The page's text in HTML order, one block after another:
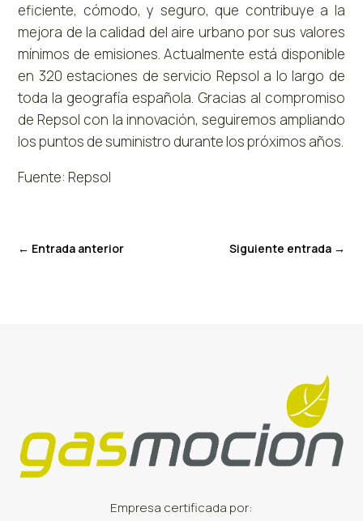
eficiente, cómodo, y seguro, que contribuye a la
mejora de la calidad del aire urbano por sus valores
mínimos de emisiones. Actualmente está disponible
en 320 estaciones de servicio Repsol a lo largo de
toda la geografía española. Gracias al compromiso
de Repsol con la innovación, seguiremos ampliando
los puntos de suministro durante los próximos años.
Fuente: Repsol
← Entrada anterior Siguiente entrada→
Empresa certificada por: